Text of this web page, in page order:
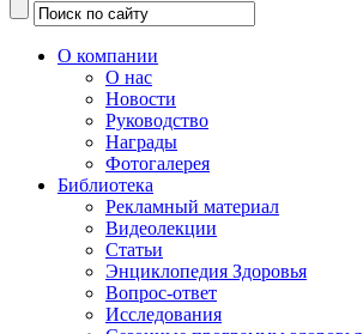
О компании
О нас
Новости
Руководство
Награды
Фотогалерея
Библиотека
Рекламный материал
Видеолекции
Статьи
Энциклопедия Здоровья
Вопрос-ответ
Исследования